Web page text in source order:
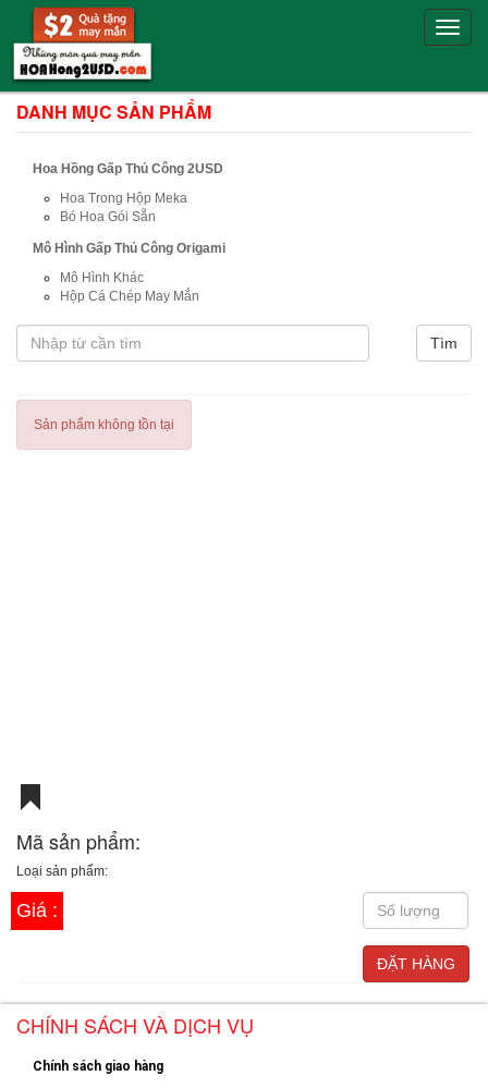
Toggle
DANH MỤC SẢN PHẨM
Hoa Hồng Gấp Thủ Công 2USD
Hoa Trong Hộp Meka
Bó Hoa Gói Sẵn
Mô Hình Gấp Thủ Công Origami
Mô Hình Khác
Hộp Cá Chép May Mắn
Sản phẩm không tồn tại
Mã sản phẩm:
Loại sản phẩm:
Giá :
CHÍNH SÁCH VÀ DỊCH VỤ
Chính sách giao hàng